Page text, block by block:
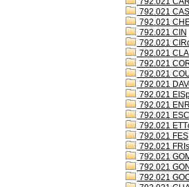
792.021
792.021
792.021 CIN
792.021
792.021
792.021
792.021
792.021
792.021
792.021
792.021 ESC
792.021
792.021 FES
792.021 FRIs
792.021
792.021
792.021